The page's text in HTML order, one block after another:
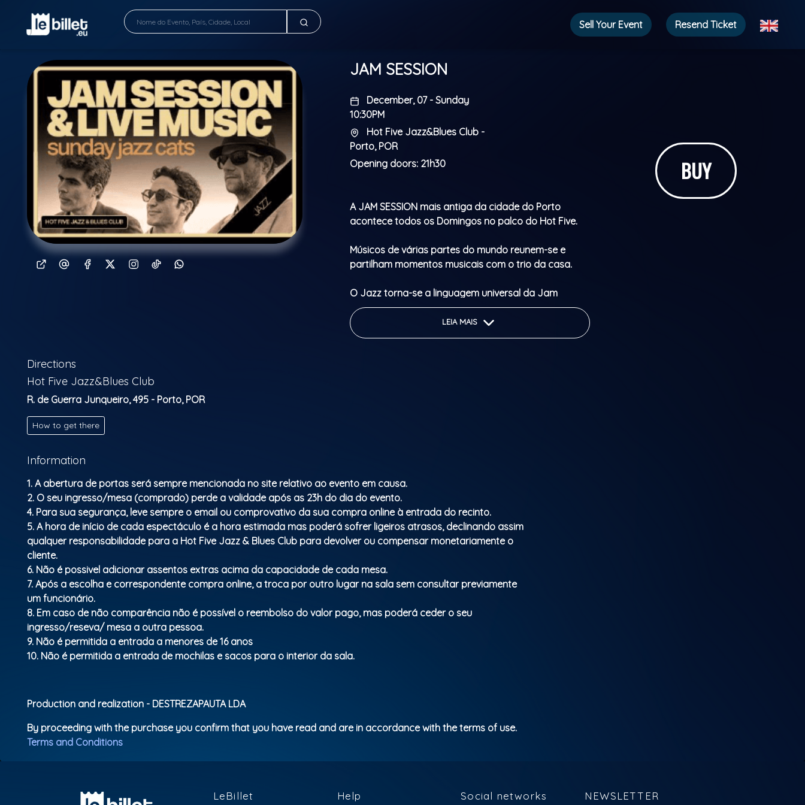
Sell ​​Your Event Resend Ticket
JAM SESSION
December, 07 - Sunday
10:30PM
Hot Five Jazz&Blues Club -
Porto, POR
Opening doors: 21h30
A JAM SESSION mais antiga da cidade do Porto
acontece todos os Domingos no palco do Hot Five.
Músicos de várias partes do mundo reunem-se e
partilham momentos musicais com o trio da casa.
O Jazz torna-se a linguagem universal da Jam
Session!
LEIA MAIS
BUY
Directions
Hot Five Jazz&Blues Club
R. de Guerra Junqueiro, 495 - Porto, POR
How to get there
Information
1. A abertura de portas será sempre mencionada no site relativo ao evento em causa.
2. O seu ingresso/mesa (comprado) perde a validade após as 23h do dia do evento.
4. Para sua segurança, leve sempre o email ou comprovativo da sua compra online à entrada do recinto.
5. A hora de início de cada espectáculo é a hora estimada mas poderá sofrer ligeiros atrasos, declinando assim
qualquer responsabilidade para a Hot Five Jazz & Blues Club para devolver ou compensar monetariamente o
cliente.
6. Não é possivel adicionar assentos extras acima da capacidade de cada mesa.
7. Após a escolha e correspondente compra online, a troca por outro lugar na sala sem consultar previamente
um funcionário.
8. Em caso de não comparência não é possível o reembolso do valor pago, mas poderá ceder o seu
ingresso/reseva/ mesa a outra pessoa.
9. Não é permitida a entrada a menores de 16 anos
10. Não é permitida a entrada de mochilas e sacos para o interior da sala.
Production and realization - DESTREZAPAUTA LDA
By proceeding with the purchase you confirm that you have read and are in accordance with the terms of use.
Terms and Conditions
LeBillet Help Social networks NEWSLETTER